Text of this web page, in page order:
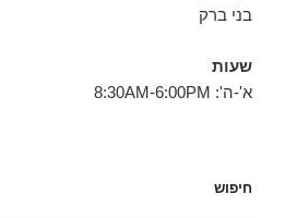
בני ברק
שעות
א'-ה': 8:30AM-6:00PM
חיפוש